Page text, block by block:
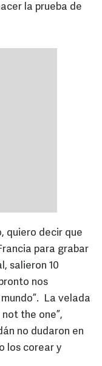
la prueba de
quiero decir que
para grabar
salieron 10
nos
La velada
not the one”,
no dudaron en
los corear y